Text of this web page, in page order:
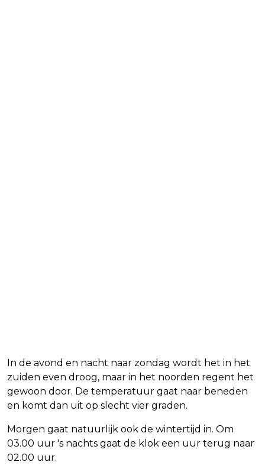
In de avond en nacht naar zondag wordt het in het
zuiden even droog, maar in het noorden regent het
gewoon door. De temperatuur gaat naar beneden
en komt dan uit op slecht vier graden.
Morgen gaat natuurlijk ook de wintertijd in. Om
03.00 uur 's nachts gaat de klok een uur terug naar
02.00 uur.